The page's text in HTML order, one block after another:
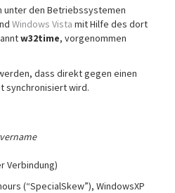
unter den Betriebssystemen
Windows Vista mit Hilfe des dort
w32time, vorgenommen
dass direkt gegen einen
synchronisiert wird.
Verbindung)
(“SpecialSkew”), WindowsXP